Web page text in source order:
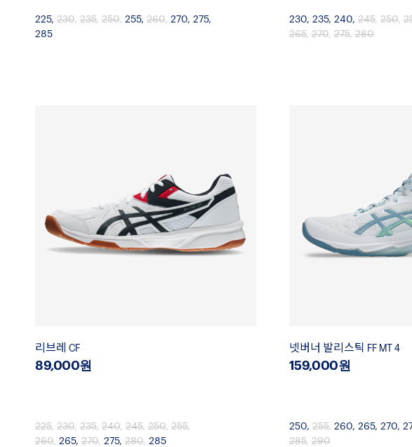
225, 230, 235, 250, 255, 260, 270, 275,
285
230, 235, 240, 245, 250,
265, 270, 275, 280
리브레 CF
89,000원
225, 230, 235, 240, 245, 250, 255,
260, 265, 270, 275, 280, 285
넷버너 발리스틱 FF MT 4
159,000원
250, 255, 260, 265, 270,
285, 290